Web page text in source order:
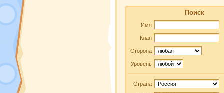
Поиск
Имя
Клан
Сторона
Уровень
Страна